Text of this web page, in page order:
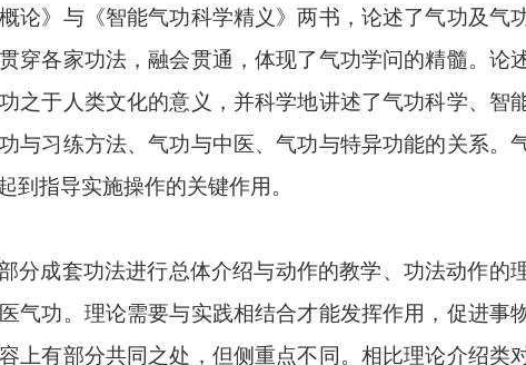
论》与《智能气功科学精义》两书，论述了气功及气
穿各家功法，融会贯通，体现了气功学问的精髓。论
之于人类文化的意义，并科学地讲述了气功科学、智
与习练方法、气功与中医、气功与特异功能的关系。
到指导实施操作的关键作用。
分成套功法进行总体介绍与动作的教学、功法动作的
气功。理论需要与实践相结合才能发挥作用，促进事
上有部分共同之处，但侧重点不同。相比理论介绍类